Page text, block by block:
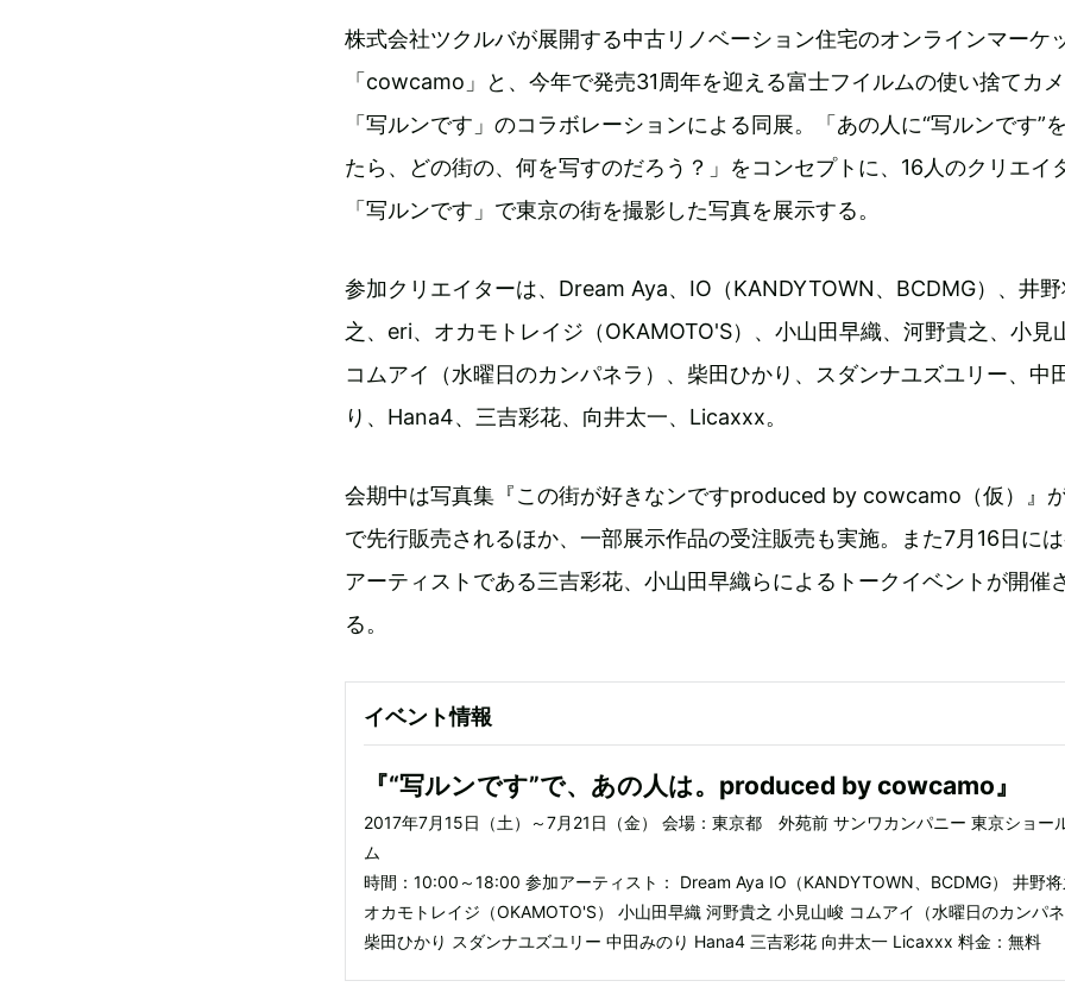
株式会社ツクルバが展開する中古リノベーション住宅のオンラインマーケ
「cowcamo」と、今年で発売31周年を迎える富士フイルムの使い捨てカ
「写ルンです」のコラボレーションによる同展。「あの人に“写ルンです”
たら、どの街の、何を写すのだろう？」をコンセプトに、16人のクリエイ
「写ルンです」で東京の街を撮影した写真を展示する。
参加クリエイターは、Dream Aya、IO（KANDYTOWN、BCDMG）、井
之、eri、オカモトレイジ（OKAMOTO'S）、小山田早織、河野貴之、小見
コムアイ（水曜日のカンパネラ）、柴田ひかり、スダンナユズユリー、中
り、Hana4、三吉彩花、向井太一、Licaxxx。
会期中は写真集『この街が好きなンですproduced by cowcamo（仮）』
で先行販売されるほか、一部展示作品の受注販売も実施。また7月16日に
アーティストである三吉彩花、小山田早織らによるトークイベントが開催
る。
イベント情報
『“写ルンです”で、あの人は。produced by cowcamo』
2017年7月15日（土）～7月21日（金） 会場：東京都 外苑前 サンワカンパニー 東京ショー
ム
時間：10:00～18:00 参加アーティスト： Dream Aya IO（KANDYTOWN、BCDMG） 井野
オカモトレイジ（OKAMOTO'S） 小山田早織 河野貴之 小見山峻 コムアイ（水曜日のカンパネ
柴田ひかり スダンナユズユリー 中田みのり Hana4 三吉彩花 向井太一 Licaxxx 料金：無料